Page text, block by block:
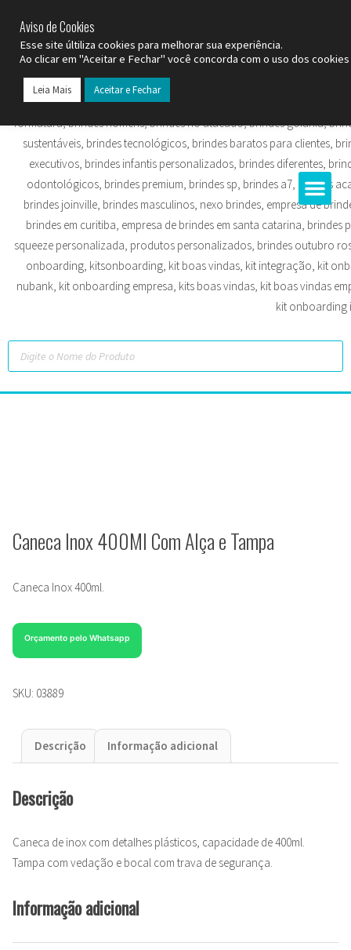
Caneca Inox 400Ml Com Alça e Tampa
Caneca Inox 400ml.
Orçamento pelo Whatsapp
SKU: 03889
Descrição Informação adicional
Descrição
Caneca de inox com detalhes plásticos, capacidade de 400ml.
Tampa com vedação e bocal com trava de segurança.
Informação adicional
Aviso de Cookies
Esse site últiliza cookies para melhorar sua experiência.
Ao clicar em "Aceitar e Fechar" você concorda com o uso dos
Leia Mais Aceitar e Fechar